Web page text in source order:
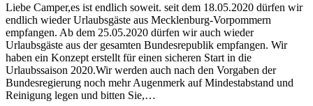
Liebe Camper,es ist endlich soweit. seit dem 18.05.2020 dürfen wir
endlich wieder Urlaubsgäste aus Mecklenburg-Vorpommern
empfangen. Ab dem 25.05.2020 dürfen wir auch wieder
Urlaubsgäste aus der gesamten Bundesrepublik empfangen. Wir
haben ein Konzept erstellt für einen sicheren Start in die
Urlaubssaison 2020.Wir werden auch nach den Vorgaben der
Bundesregierung noch mehr Augenmerk auf Mindestabstand und
Reinigung legen und bitten Sie,…